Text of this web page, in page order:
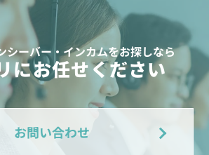
シーバー・インカムをお探しなら
にお任せください
お問い合わせ